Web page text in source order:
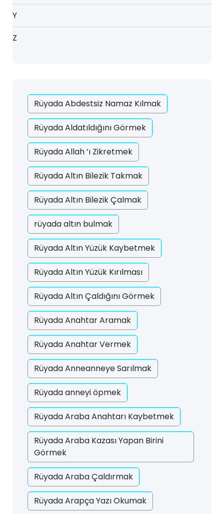
Y
Z
Rüyada Abdestsiz Namaz Kılmak
Rüyada Aldatıldığını Görmek
Rüyada Allah ’ı Zikretmek
Rüyada Altın Bilezik Takmak
Rüyada Altın Bilezik Çalmak
rüyada altın bulmak
Rüyada Altın Yüzük Kaybetmek
Rüyada Altın Yüzük Kırılması
Rüyada Altın Çaldığını Görmek
Rüyada Anahtar Aramak
Rüyada Anahtar Vermek
Rüyada Anneanneye Sarılmak
Rüyada anneyi öpmek
Rüyada Araba Anahtarı Kaybetmek
Rüyada Araba Kazası Yapan Birini
Görmek
Rüyada Araba Çaldırmak
Rüyada Arapça Yazı Okumak